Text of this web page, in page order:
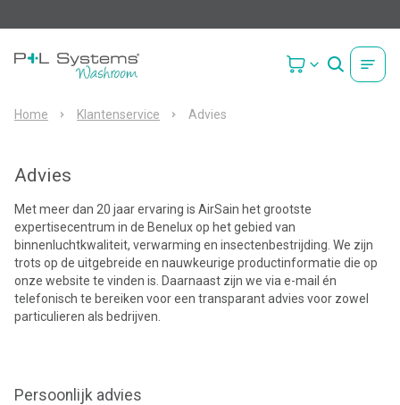
Home Klantenservice Advies
Advies
Met meer dan 20 jaar ervaring is AirSain het grootste
expertisecentrum in de Benelux op het gebied van
binnenluchtkwaliteit, verwarming en insectenbestrijding. We zijn
trots op de uitgebreide en nauwkeurige productinformatie die op
onze website te vinden is. Daarnaast zijn we via e-mail én
telefonisch te bereiken voor een transparant advies voor zowel
particulieren als bedrijven.
Persoonlijk advies